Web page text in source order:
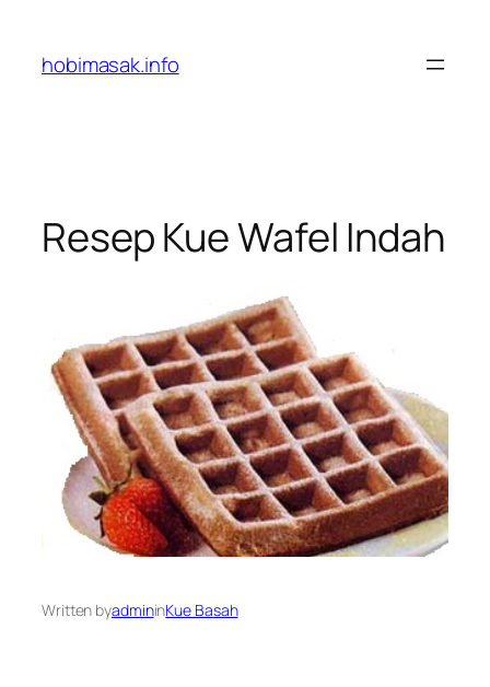
content
hobimasak.info
Resep Kue Wafel Indah
Written byadmininKue Basah